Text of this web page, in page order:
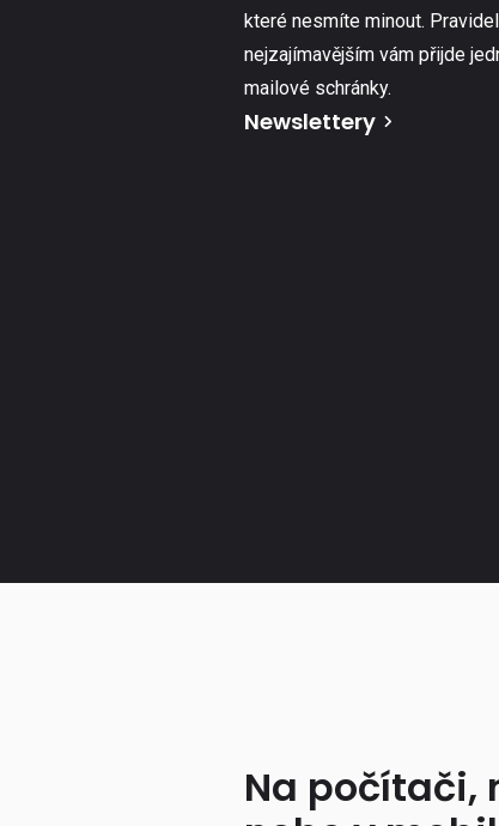
které nesmíte minout.
nejzajímavějším vám přijde
mailové schránky.
Newslettery
Na počítači,